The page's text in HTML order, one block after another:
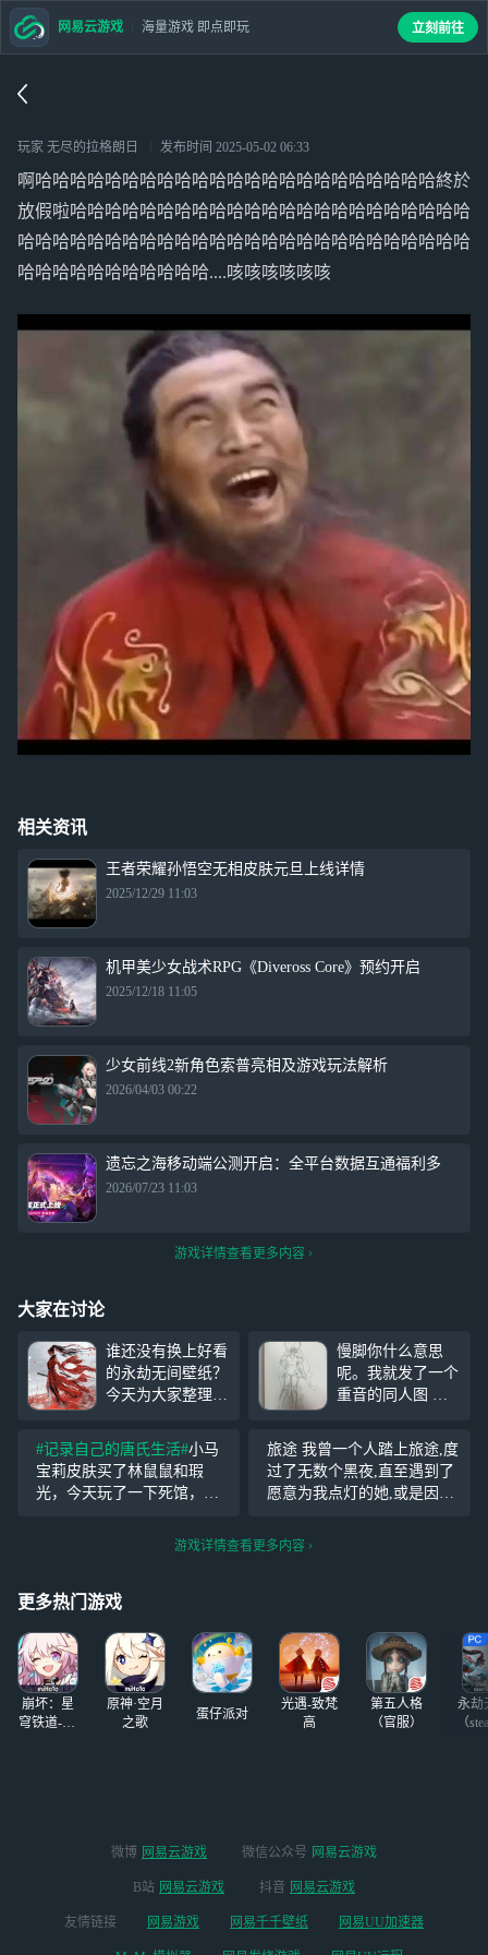
玩家 无尽的拉格朗日 发布时间 2025-05-02 06:33
啊哈哈哈哈哈哈哈哈哈哈哈哈哈哈哈哈哈哈哈哈哈哈哈終於
放假啦哈哈哈哈哈哈哈哈哈哈哈哈哈哈哈哈哈哈哈哈哈哈哈
哈哈哈哈哈哈哈哈哈哈哈哈哈哈哈哈哈哈哈哈哈哈哈哈哈哈
哈哈哈哈哈哈哈哈哈哈哈....咳咳咳咳咳咳
相关资讯
王者荣耀孙悟空无相皮肤元旦上线详情
2025/12/29 11:03
机甲美少女战术RPG《Diveross Core》预约开启
2025/12/18 11:05
少女前线2新角色索普亮相及游戏玩法解析
2026/04/03 00:22
遗忘之海移动端公测开启：全平台数据互通福利多
2026/07/23 11:03
游戏详情查看更多内容
大家在讨论
谁还没有换上好看
的永劫无间壁纸？
今天为大家整理了
4K 高清壁纸，涵
盖角色、场景、战
斗等多种风格，全
部适配电脑桌面。
角色与场景交相辉
觉质感在 4K 分辨
慢脚你什么意思
呢。我就发了一个
重音的同人图 我
至于给我封号吗 P
1 是姜饼人王国里
的糖蝶饼干#同人
创作#
#记录自己的唐氏生活#小马
宝莉皮肤买了林鼠鼠和瑕
光，今天玩了一下死馆，感
退不存档就要从头打（悲）
明天去学校填志愿 好好
旅途 我曾一个人踏上旅途,度
过了无数个黑夜,直至遇到了
愿意为我点灯的她,或是因为
水般涌来时我是没有丝毫防
游戏详情查看更多内容
更多热门游戏
崩坏：星
穹铁道-4.4
原神·空月
之歌
蛋仔派对
光遇-致梵
高
第五人格
（官服）
永劫
（
网易云游戏 海量游戏 即点即玩 立刻前往
微博 网易云游戏 微信公众号 网易云游戏
B站 网易云游戏 抖音 网易云游戏
友情链接 网易游戏 网易千千壁纸 网易UU加速器